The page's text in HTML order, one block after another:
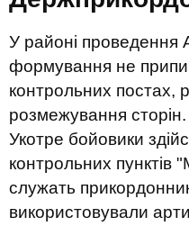
У районі проведення
формування не
контрольних постах,
розмежування сторін.
Укотре бойовики
контрольних пунктів
служать
використовували